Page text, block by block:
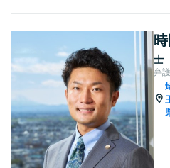
士
弁